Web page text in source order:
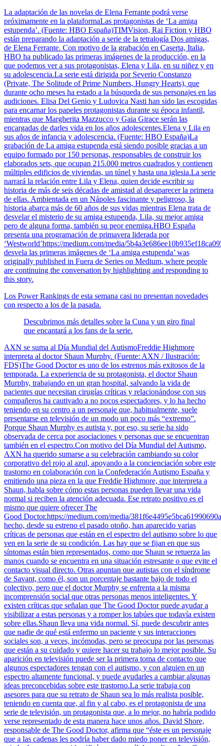
La adaptación de las novelas de Elena Ferrante podrá verse
próximamente en la plataformaLas protagonistas de ‘La amiga
estupenda’. (Fuente: HBO España)TIMVision, Rai Fiction y HBO
están preparando la adaptación a serie de la tetralogía Dos amigas,
de Elena Ferrante. Con motivo de la grabación en Caserta, Italia,
HBO ha publicado las primeras imágenes de la producción, en la
que podemos ver a sus protagonistas, Elena y Lila, en su niñez y en
su adolescencia.La serie está dirigida por Severio Constanzo
(Private, The Solitude of Prime Numbers, Hungry Hearts), que
durante ocho meses ha estado a la búsqueda de sus personajes en las
audiciones. Elisa Del Genio y Ludovica Nasti han sido las escogidas
para encarnar los papeles protagonistas durante su época infantil,
mientras que Margherita Mazzucco y Gaia Girace serán las
encargadas de darles vida en los años adolescentes.Elena y Lila en
sus años de infancia y adolescencia. (Fuente: HBO España)La
grabación de La amiga estupenda está siendo posible gracias a un
equipo formado por 150 personas, responsables de construir los
elaborados sets, que ocupan 215.000 metros cuadrados y contienen
múltiples edificios de viviendas, un túnel y hasta una iglesia.La serie
narrará la relación entre Lila y Elena, quien decide escribir su
historia de más de seis décadas de amistad al desaparecer la primera
de ellas. Ambientada en un Nápoles fascinante y peligroso, la
historia abarca más de 60 años de sus vidas mientras Elena trata de
desvelar el misterio de su amiga estupenda, Lila, su mejor amiga
pero de alguna forma, también su peor enemiga.HBO España
presenta una programación de primavera liderada por
‘Westworld’https://medium.com/media/
desvela las primeras imágenes de ‘La amiga estupenda’ was
originally published in Fuera de Series on Medium, where people
are continuing the conversation by highlighting and responding to
this story.
Los Power Rankings de esta semana casi no presentan novedades
con respecto a los de la pasada.
Descubrimos más detalles sobre la Cuna y un giro final
que encantará a los fans de la serie.
AXN se suma al Día Mundial del AutismoFreddie Highmore
interpreta al doctor Shaun Murphy. (Fuente: AXN / Ilustración:
FDS)The Good Doctor es uno de los estrenos más exitosos de la
temporada. La experiencia de su protagonista, el doctor Shaun
Murphy, trabajando en un gran hospital, salvando la vida de
pacientes que necesitan cirugías críticas y relacionándose con sus
compañeros ha cautivado a no pocos espectadores, y lo ha hecho
teniendo en su centro a un personaje que, habitualmente, suele
presentarse en televisión de un modo un poco más “extremo”.
Porque Shaun Murphy es autista y, por eso, su serie ha sido
observada de cerca por asociaciones y personas que se encuentran
también en el espectro.Con motivo del Día Mundial del Autismo,
AXN ha querido sumarse a su celebración cambiando su color
corporativo del rojo al azul, apoyando a la concienciación sobre este
trastorno en colaboración con la Confederación Autismo España y
emitiendo una pieza en la que Freddie Highmore, que interpreta a
Shaun, habla sobre cómo estas personas pueden llevar una vida
normal si reciben la atención adecuada. Ese retrato positivo es el
mismo que quiere ofrecer The
Good Doctor.https://medium.com/media/
hecho, desde su estreno el pasado otoño, han aparecido varias
críticas de personas que están en el espectro del autismo sobre lo que
ven en la serie de su condición. Las hay que se fijan en que sus
síntomas están bien representados, como que Shaun se retuerza las
manos cuando se encuentra en una situación estresante o que evite el
contacto visual directo. Otras apuntan que autistas con el síndrome
de Savant, como él, son un porcentaje bastante bajo de todo el
colectivo, pero que el doctor Murphy se enfrenta a la misma
incomprensión social que otras personas menos inteligentes. Y
existen críticas que señalan que The Good Doctor puede ayudar a
visibilizar a estas personas y a romper los tabúes que todavía existen
sobre ellas.Shaun lleva una vida normal. Sí, puede descubrir antes
que nadie de qué está enfermo un paciente y sus interacciones
sociales son, a veces, incómodas, pero se preocupa por las personas
que están a su cuidado y quiere hacer su trabajo lo mejor posible. Su
aparición en televisión puede ser la primera toma de contacto que
algunos espectadores tengan con el autismo, y con alguien en un
espectro altamente funcional, y puede ayudarles a cambiar algunas
ideas preconcebidas sobre este trastorno.La serie trabaja con
asesores para que su retrato de Shaun sea lo más realista posible,
teniendo en cuenta que, al fin y al cabo, es el protagonista de una
serie de televisión, un protagonista que, a lo mejor, no habría podido
verse representado de esta manera hace unos años. David Shore,
responsable de The Good Doctor, afirma que “éste es un personaje
que a las cadenas les podría haber dado miedo poner en televisión,